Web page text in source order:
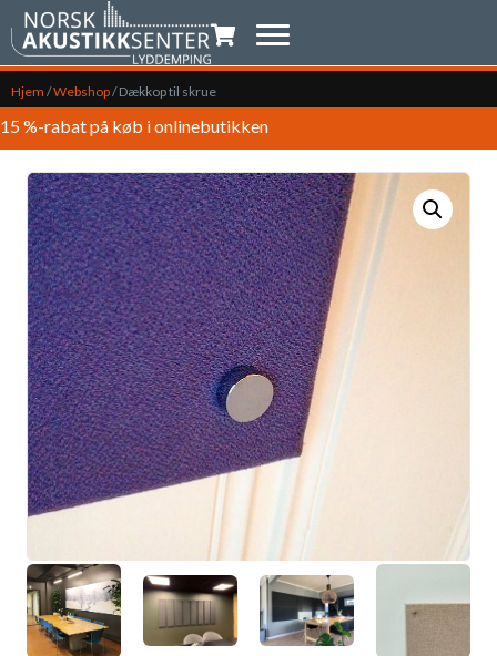
Indkøbsvogn
Hjem /Webshop/Dækkop til skrue
15 %-rabat på køb i onlinebutikken